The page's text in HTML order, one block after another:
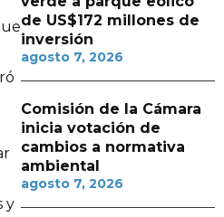
y
de US$172 millones de
inversión
agosto 7, 2026
Comisión de la Cámara
inicia votación de
cambios a normativa
ambiental
agosto 7, 2026